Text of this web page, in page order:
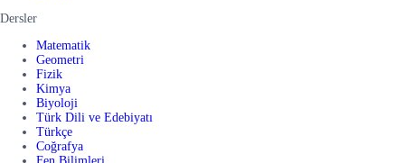
Dersler
Matematik
Geometri
Fizik
Kimya
Biyoloji
Türk Dili ve Edebiyatı
Türkçe
Coğrafya